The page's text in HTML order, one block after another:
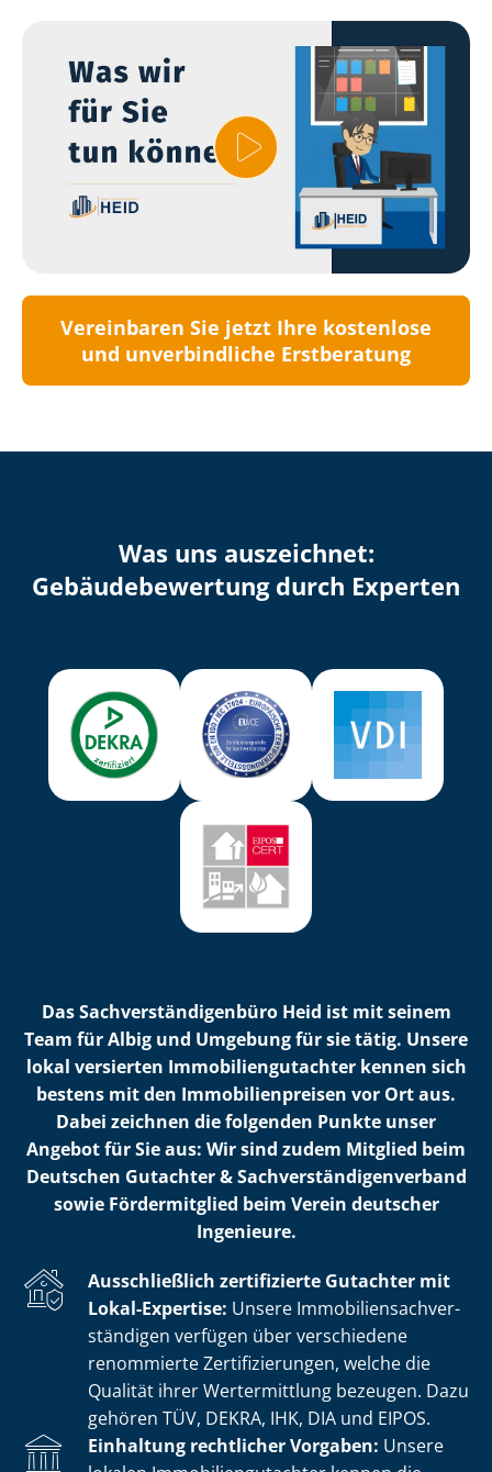
Vereinbaren Sie jetzt Ihre kostenlose
und unverbindliche Erstberatung
Was uns auszeichnet:
Ge­bäu­de­be­wer­tung durch Experten
Das Sach­ver­stän­di­gen­bü­ro Heid ist mit seinem
Team für Albig und Umgebung für sie tätig. Unsere
lokal versierten Im­mo­bi­li­en­gut­ach­ter kennen sich
bestens mit den Im­mo­bi­li­en­prei­sen vor Ort aus.
Dabei zeichnen die folgenden Punkte unser
Angebot für Sie aus: Wir sind zudem Mitglied beim
Deutschen Gutachter & Sach­ver­stän­di­gen­ver­band
sowie Fördermitglied beim Verein deutscher
Ingenieure.
Ausschließlich zertifizierte Gutachter mit
Lokal-Expertise: Unsere Im­mo­bi­li­en­sach­ver­
stän­di­gen verfügen über verschiedene
renommierte Zer­ti­fi­zie­run­gen, welche die
Qualität ihrer Wertermittlung bezeugen. Dazu
gehören TÜV, DEKRA, IHK, DIA und EIPOS.
Einhaltung rechtlicher Vorgaben: Unsere